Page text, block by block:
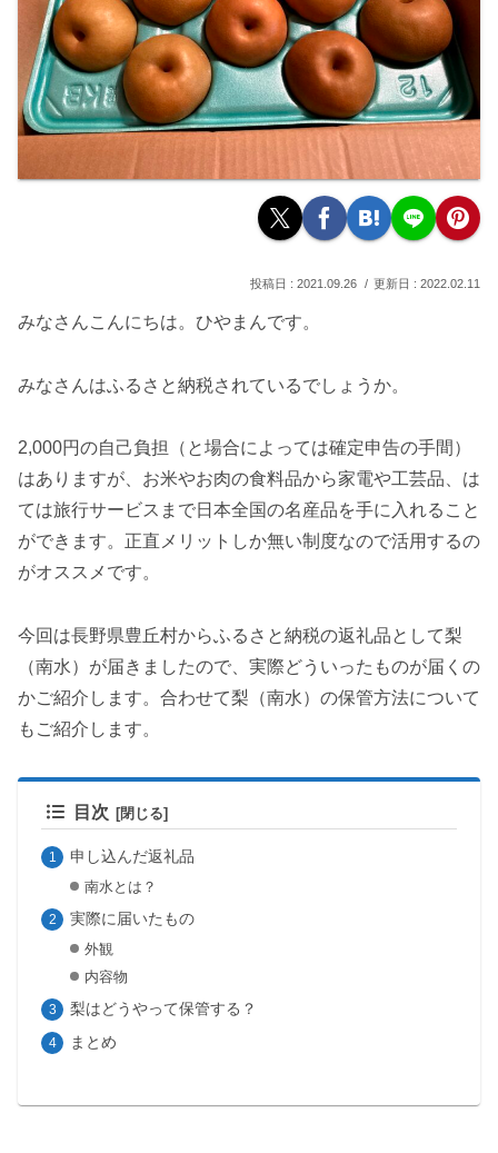
2021.09.26 2022.02.11
みなさんこんにちは。ひやまんです。
みなさんはふるさと納税されているでしょうか。
2,000円の自己負担（と場合によっては確定申告の手間）
はありますが、お米やお肉の食料品から家電や工芸品、は
ては旅行サービスまで日本全国の名産品を手に入れること
ができます。正直メリットしか無い制度なので活用するの
がオススメです。
今回は長野県豊丘村からふるさと納税の返礼品として梨
（南水）が届きましたので、実際どういったものが届くの
かご紹介します。合わせて梨（南水）の保管方法について
もご紹介します。
目次
申し込んだ返礼品
南水とは？
実際に届いたもの
外観
内容物
梨はどうやって保管する？
まとめ